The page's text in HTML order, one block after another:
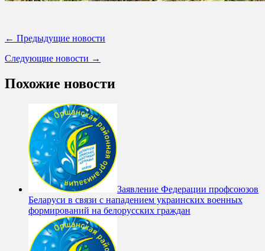
← Предыдущие новости
Следующие новости →
Похожие новости
Заявление Федерации профсоюзов
Беларуси в связи с нападением украинских военных
формирований на белорусских граждан